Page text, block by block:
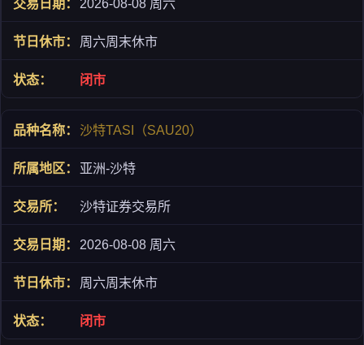
2026-08-08 周六
周六周末休市
闭市
沙特TASI（SAU20）
亚洲-沙特
沙特证券交易所
2026-08-08 周六
周六周末休市
闭市